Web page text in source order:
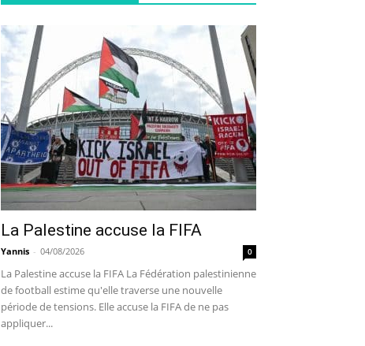
La Palestine accuse la FIFA
Yannis - 04/08/2026 0
La Palestine accuse la FIFA La Fédération palestinienne
de football estime qu'elle traverse une nouvelle
période de tensions. Elle accuse la FIFA de ne pas
appliquer...